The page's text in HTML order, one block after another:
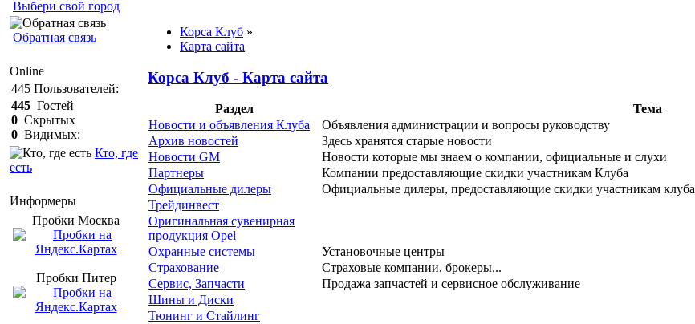
Выбери свой город
Обратная связь
Online
445 Пользователей:
445 Гостей
0 Скрытых
0 Видимых:
Кто, где
есть
Информеры
Пробки Mосква
Пробки Питер
Корса Клуб »
Карта сайта
Корса Клуб - Карта сайта
Раздел Тема
Новости и объявления Клуба
Объявления администрации и вопросы руководству
Архив новостей
Здесь хранятся старые новости
Новости GM
Новости которые мы знаем о компании, официальные и слухи
Партнеры
Компании предоставляющие скидки участникам Клуба
Официальные дилеры
Официальные дилеры, предоставляющие скидки участникам клуба
Трейдинвест
Оригинальная сувенирная
продукция Opel
Охранные системы
Установочные центры
Страхование
Страховые компании, брокеры...
Сервис, Запчасти
Продажа запчастей и сервисное обслуживание
Шины и Диски
Тюнинг и Стайлинг